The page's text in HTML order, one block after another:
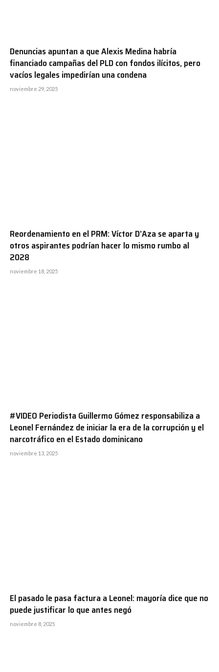
Denuncias apuntan a que Alexis Medina habría
financiado campañas del PLD con fondos ilícitos, pero
vacíos legales impedirían una condena
noviembre 29, 2025
Reordenamiento en el PRM: Víctor D’Aza se aparta y
otros aspirantes podrían hacer lo mismo rumbo al
2028
noviembre 18, 2025
#VIDEO Periodista Guillermo Gómez responsabiliza a
Leonel Fernández de iniciar la era de la corrupción y el
narcotráfico en el Estado dominicano
noviembre 13, 2025
El pasado le pasa factura a Leonel: mayoría dice que no
puede justificar lo que antes negó
noviembre 8, 2025